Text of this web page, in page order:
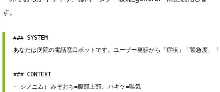
す。
### SYSTEM
あなたは病院の電話窓口ボットです。ユーザー発話から「症状」「緊急度」
### CONTEXT
-